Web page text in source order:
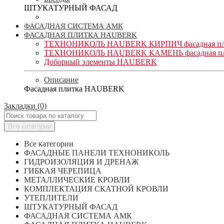
ШТУКАТУРНЫЙ ФАСАД
ФАСАДНАЯ СИСТЕМА АМК
ФАСАДНАЯ ПЛИТКА HAUBERK
ТЕХНОНИКОЛЬ HAUBERK КИРПИЧ фасадная
ТЕХНОНИКОЛЬ HAUBERK КАМЕНЬ фасадная
Доборный элементы HAUBERK
Описание
Фасадная плитка HAUBERK
Закладки (0)
Все категории
Все категории
ФАСАДНЫЕ ПАНЕЛИ ТЕХНОНИКОЛЬ
ГИДРОИЗОЛЯЦИЯ И ДРЕНАЖ
ГИБКАЯ ЧЕРЕПИЦА
МЕТАЛЛИЧЕСКИЕ КРОВЛИ
КОМПЛЕКТАЦИЯ СКАТНОЙ КРОВЛИ
УТЕПЛИТЕЛИ
ШТУКАТУРНЫЙ ФАСАД
ФАСАДНАЯ СИСТЕМА АМК